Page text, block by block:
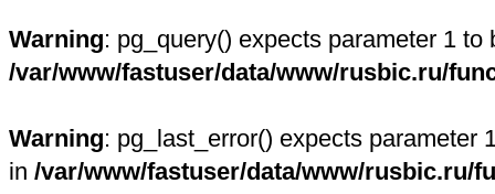
Warning: pg_query() expects parameter 1
/var/www/fastuser/data/www/rusbic.ru/
Warning: pg_last_error() expects parameter
in /var/www/fastuser/data/www/rusbic.ru/